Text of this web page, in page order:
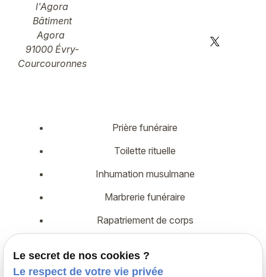
l'Agora
Bâtiment
Agora
91000 Évry-
Courcouronnes
Prière funéraire
Toilette rituelle
Inhumation musulmane
Marbrerie funéraire
Rapatriement de corps
Assurance décès
Le secret de nos cookies ?
Le respect de votre vie privée